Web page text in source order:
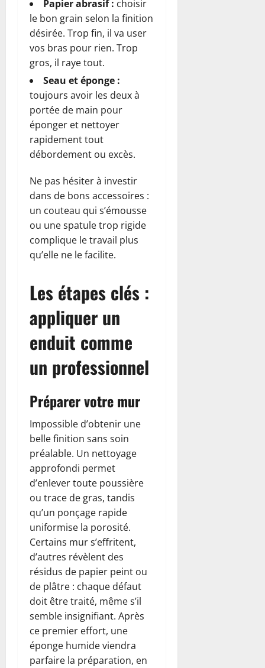
Papier abrasif : choisir
le bon grain selon la finition
désirée. Trop fin, il va user
vos bras pour rien. Trop
gros, il raye tout.
Seau et éponge :
toujours avoir les deux à
portée de main pour
éponger et nettoyer
rapidement tout
débordement ou excès.
Ne pas hésiter à investir
dans de bons accessoires :
un couteau qui s’émousse
ou une spatule trop rigide
complique le travail plus
qu’elle ne le facilite.
Les étapes clés :
appliquer un
enduit comme
un professionnel
Préparer votre mur
Impossible d’obtenir une
belle finition sans soin
préalable. Un nettoyage
approfondi permet
d’enlever toute poussière
ou trace de gras, tandis
qu’un ponçage rapide
uniformise la porosité.
Certains mur s’effritent,
d’autres révèlent des
résidus de papier peint ou
de plâtre : chaque défaut
doit être traité, même s’il
semble insignifiant. Après
ce premier effort, une
éponge humide viendra
parfaire la préparation, en